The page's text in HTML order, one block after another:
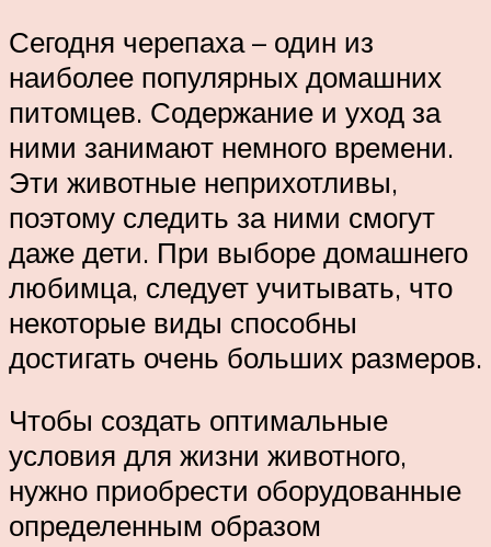
Сегодня черепаха – один из
наиболее популярных домашних
питомцев. Содержание и уход за
ними занимают немного времени.
Эти животные неприхотливы,
поэтому следить за ними смогут
даже дети. При выборе домашнего
любимца, следует учитывать, что
некоторые виды способны
достигать очень больших размеров.
Чтобы создать оптимальные
условия для жизни животного,
нужно приобрести оборудованные
определенным образом